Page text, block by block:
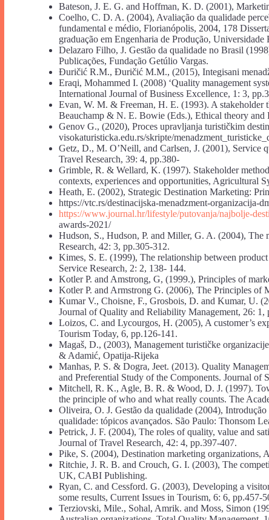
Bateson, J. E. G. and Hoffman, K. D. (2001),
Coelho, C. D. A. (2004), Avaliação da qualidade
fundamental e médio, Florianópolis, 2004, 178
graduação em Engenharia de Produção, Universidade
Delazaro Filho, J. Gestão da qualidade no Brasil
Publicações, Fundação Getúlio Vargas.
Đuričić R.M., Đuričić M.M., (2015), Integisani
Eraqi, Mohammed I. (2008) ‘Quality management
International Journal of Business Excellence, 1: 3,
Evan, W. M. & Freeman, H. E. (1993). A
Beauchamp & N. E. Bowie (Eds.), Ethical theory
Genov G., (2020), Proces upravljanja turističkim
visokaturisticka.edu.rs/skripte/
Getz, D., M. O’Neill, and Carlsen, J. (2001), Service
Travel Research, 39: 4, pp.380-
Grimble, R. & Wellard, K. (1997). Stakeholder
contexts, experiences and opportunities, Agricultural
Heath, E. (2002), Strategic Destination Marketing:
https://vtc.rs/destinacijska-menadzment-organizacija-
https://www.journal.hr/lifestyle/putovanja/najbolje-
awards-2021/
Hudson, S., Hudson, P. and Miller, G. A. (2004), The
Research, 42: 3, pp.305-312.
Kimes, S. E. (1999), The relationship between
Service Research, 2: 2, 138- 144.
Kotler P. and Amstrong, G, (1999.), Principles of
Kotler P. and Armstrong G. (2006), The Principles of
Kumar V., Choisne, F., Grosbois, D. and Kumar, U.
Journal of Quality and Reliability Management, 26: 1,
Loizos, C. and Lycourgos, H. (2005), A customer’s
Tourism Today, 6, pp.126-141.
Magaš, D., (2003), Management turističke
& Adamić, Opatija-Rijeka
Manhas, P. S. & Dogra, Jeet. (2013). Quality
and Preferential Study of the Components. Journal of
Mitchell, R. K., Agle, B. R. & Wood, D. J. (1997).
the principle of who and what really counts. The
Oliveira, O. J. Gestão da qualidade (2004),
qualidade: tópicos avançados. São Paulo: Thonsom
Petrick, J. F. (2004), The roles of quality, value and
Journal of Travel Research, 42: 4, pp.397-407.
Pike, S. (2004), Destination marketing organizations,
Ritchie, J. R. B. and Crouch, G. I. (2003), The
UK, CABI Publishing.
Ryan, C. and Cessford. G. (2003), Developing a
some results, Current Issues in Tourism, 6: 6, pp.457-
Terziovski, Mile., Sohal, Amrik. and Moss, Simon